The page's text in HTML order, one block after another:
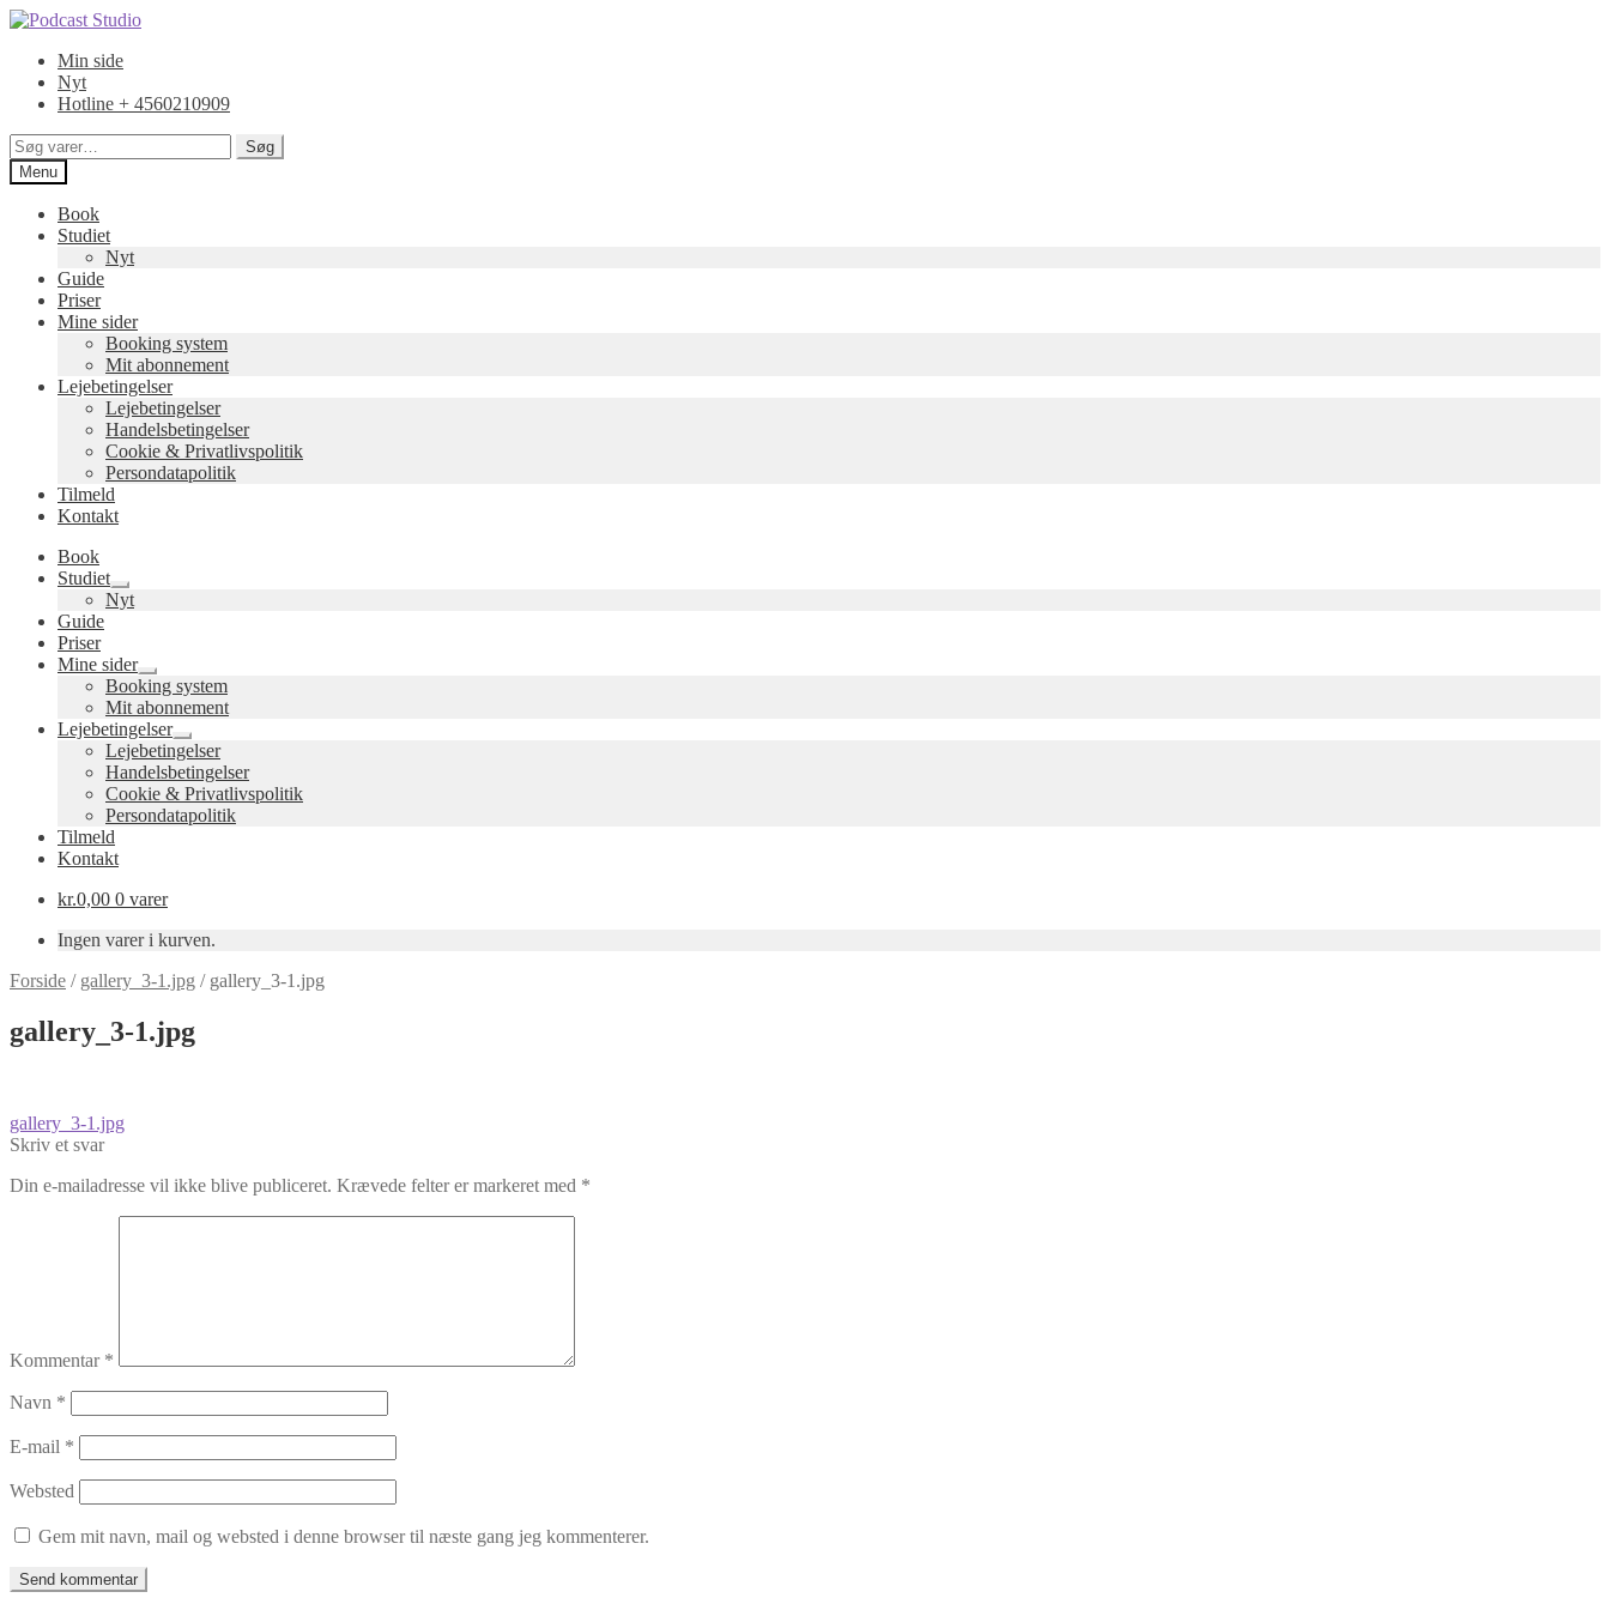
Spring
navigation
Spring
indholdMin side
Nyt
Hotline + 4560210909
Søg
efter:
Søg
Menu
Book
Studiet
Nyt
Guide
Priser
Mine sider
Booking system
Mit abonnement
Lejebetingelser
Lejebetingelser
Handelsbetingelser
Cookie & Privatlivspolitik
Persondatapolitik
Tilmeld
Kontakt
Book
Studiet
Udfold
undermenu
Nyt
Guide
Priser
Mine sider
Udfold
undermenu
Booking system
Mit abonnement
Lejebetingelser
Udfold
undermenu
Lejebetingelser
Handelsbetingelser
Cookie & Privatlivspolitik
Persondatapolitik
Tilmeld
Kontakt
kr.0,00 0 varer
Ingen varer i kurven.
Forside / gallery_3-1.jpg / gallery_3-1.jpg
gallery_3-1.jpg
Indlægsnavigation
Forrige
indlæg:
gallery_3-1.jpg
Skriv et svar
Din e-mailadresse vil ikke blive publiceret. Krævede felter er markeret med *
Kommentar *
Navn *
E-mail *
Websted
Gem mit navn, mail og websted i denne browser til næste gang jeg kommenterer.